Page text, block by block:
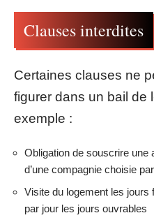
Clauses interdites
Certaines clauses ne
figurer dans un bail de
exemple :
Obligation de souscrire une
d’une compagnie choisie
Visite du logement les jours
par jour les jours ouvrables